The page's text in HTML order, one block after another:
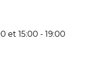
et 15:00 - 19:00